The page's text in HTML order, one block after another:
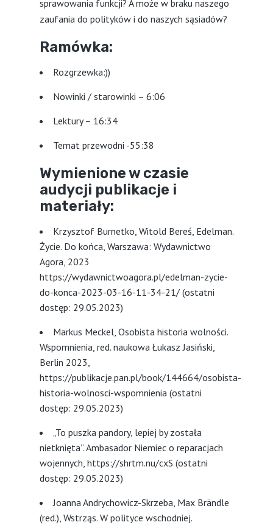
sprawowania funkcji? A może w braku naszego
zaufania do polityków i do naszych sąsiadów?
Ramówka:
Rozgrzewka:))
Nowinki / starowinki – 6:06
Lektury – 16:34
Temat przewodni -55:38
Wymienione w czasie
audycji publikacje i
materiały:
Krzysztof Burnetko, Witold Bereś, Edelman.
Życie. Do końca, Warszawa: Wydawnictwo
Agora, 2023
https://wydawnictwoagora.pl/edelman-zycie-
do-konca-2023-03-16-11-34-21/ (ostatni
dostęp: 29.05.2023)
Markus Meckel, Osobista historia wolności.
Wspomnienia, red. naukowa Łukasz Jasiński,
Berlin 2023,
https://publikacje.pan.pl/book/144664/osobista-
historia-wolnosci-wspomnienia (ostatni
dostęp: 29.05.2023)
„To puszka pandory, lepiej by została
nietknięta”. Ambasador Niemiec o reparacjach
wojennych, https://shrtm.nu/cxS (ostatni
dostęp: 29.05.2023)
Joanna Andrychowicz-Skrzeba, Max Brändle
(red.), Wstrząs. W polityce wschodniej.